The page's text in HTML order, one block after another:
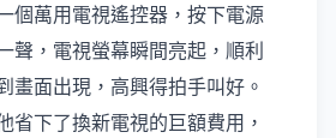
個萬用電視遙控器，按下電源
，電視螢幕瞬間亮起，順利
畫面出現，高興得拍手叫好。
省下了換新電視的巨額費用，